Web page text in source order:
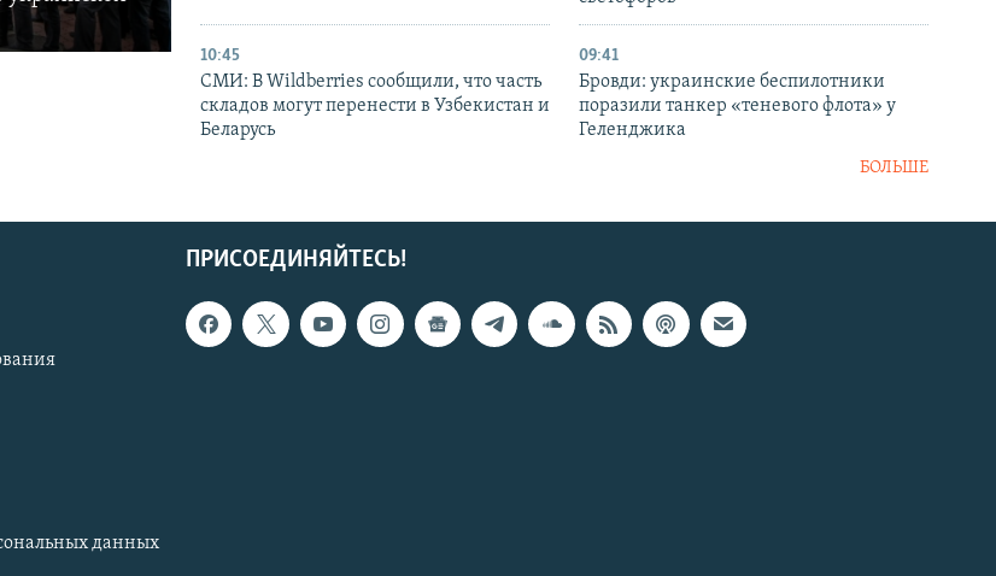
10:45
СМИ: В Wildberries сообщили, что часть
складов могут перенести в Узбекистан и
Беларусь
09:41
Бровди: украинские беспилотники
поразили танкер «теневого флота» у
Геленджика
БОЛЬШЕ
ПРИСОЕДИНЯЙТЕСЬ!
данных